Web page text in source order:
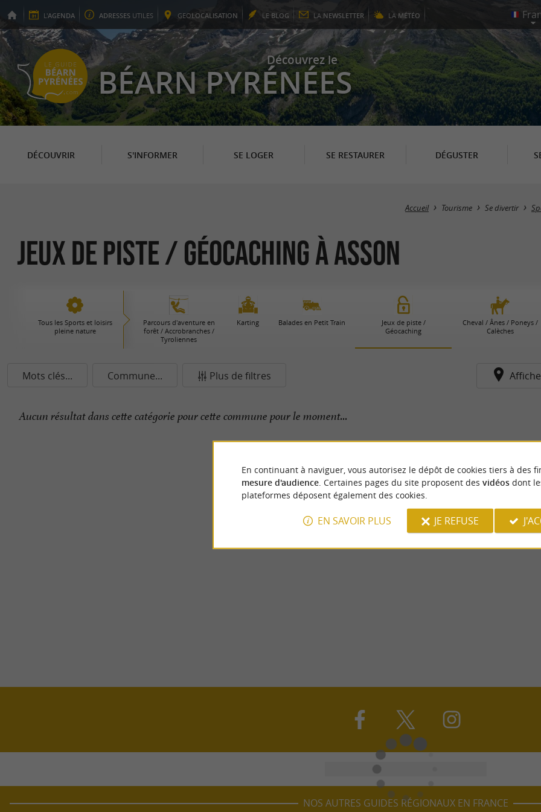
L'AGENDA ADRESSES UTILES GEOLOCALISATION LE BLOG LA NEWSLETTER LA MÉTÉO
Découvrez le
BÉARN PYRÉNÉES
DÉCOUVRIR S'INFORMER SE LOGER SE RESTAURER DÉGUSTER
Accueil Tourisme Se divertir
Jeux de piste / Géocaching à Asson
Tous les Sports et loisirs
pleine nature
Parcours d'aventure en
forêt / Accrobranches /
Tyroliennes
Karting Balades en Petit Train
Jeux de piste /
Géocaching
Cheval / Ânes / Poneys /
Calèches
Mots clés... Commune... Plus de filtres
Aucun résultat dans cette catégorie pour cette commune pour le moment...
NOS AUTRES GUIDES RÉGIONAUX EN FRANCE
En continuant à naviguer, vous autorisez le dépôt de cookies tiers à des
mesure d'audience. Certaines pages du site proposent des vidéosdont
plateformes déposent également des cookies.
EN SAVOIR PLUS JE REFUSE